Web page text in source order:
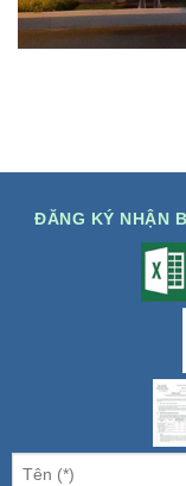
ĐĂNG KÝ NHẬN